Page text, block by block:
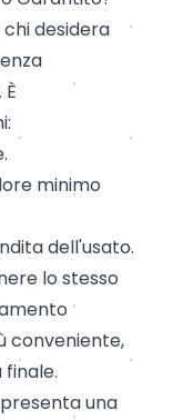
chi desidera
minimo
dell'usato.
lo stesso
conveniente,
una